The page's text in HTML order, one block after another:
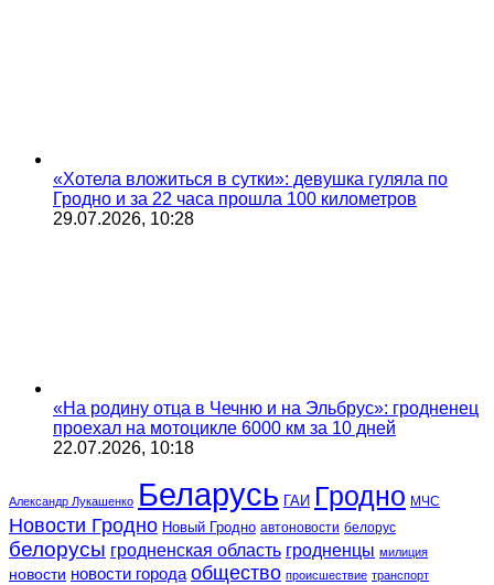
«Хотела вложиться в сутки»: девушка гуляла по
Гродно и за 22 часа прошла 100 километров
29.07.2026, 10:28
«На родину отца в Чечню и на Эльбрус»: гродненец
проехал на мотоцикле 6000 км за 10 дней
22.07.2026, 10:18
Александр Лукашенко Беларусь ГАИ Гродно МЧС
Новости Гродно Новый Гродно автоновости белорус
белорусы гродненская область гродненцы милиция
новости новости города общество происшествие транспорт